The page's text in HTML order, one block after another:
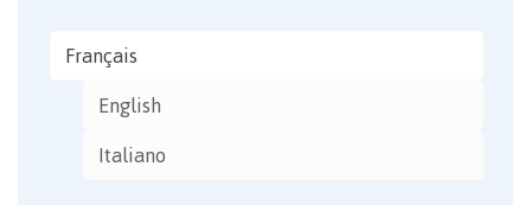
Français
English
Italiano